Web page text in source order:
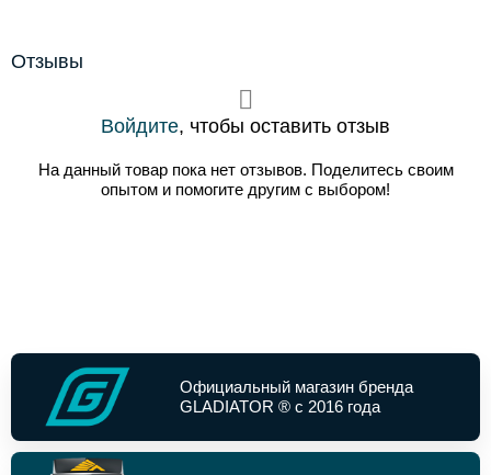
Отзывы
Войдите, чтобы оставить отзыв
На данный товар пока нет отзывов. Поделитесь своим
опытом и помогите другим с выбором!
Официальный магазин бренда
GLADIATOR ® с 2016 года